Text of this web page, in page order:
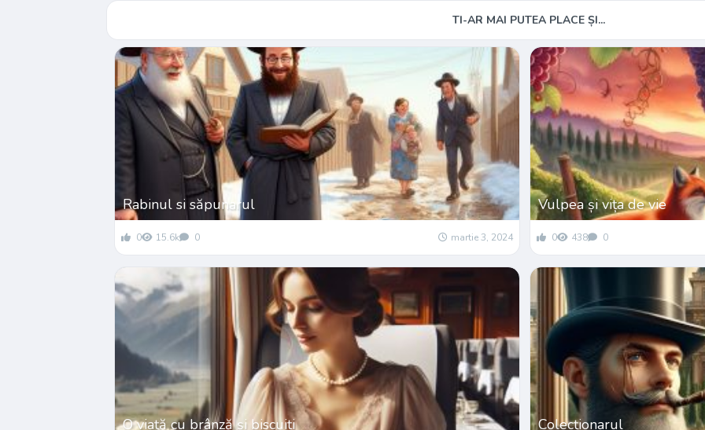
TI-AR MAI PUTEA PLACE ȘI...
Rabinul si săpunarul
0 15.6k 0 martie 3, 2024
Vulpea și vița de vie
0 438 0
O viață cu brânză și biscuiți Colecționarul